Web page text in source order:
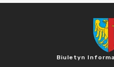
Biuletyn